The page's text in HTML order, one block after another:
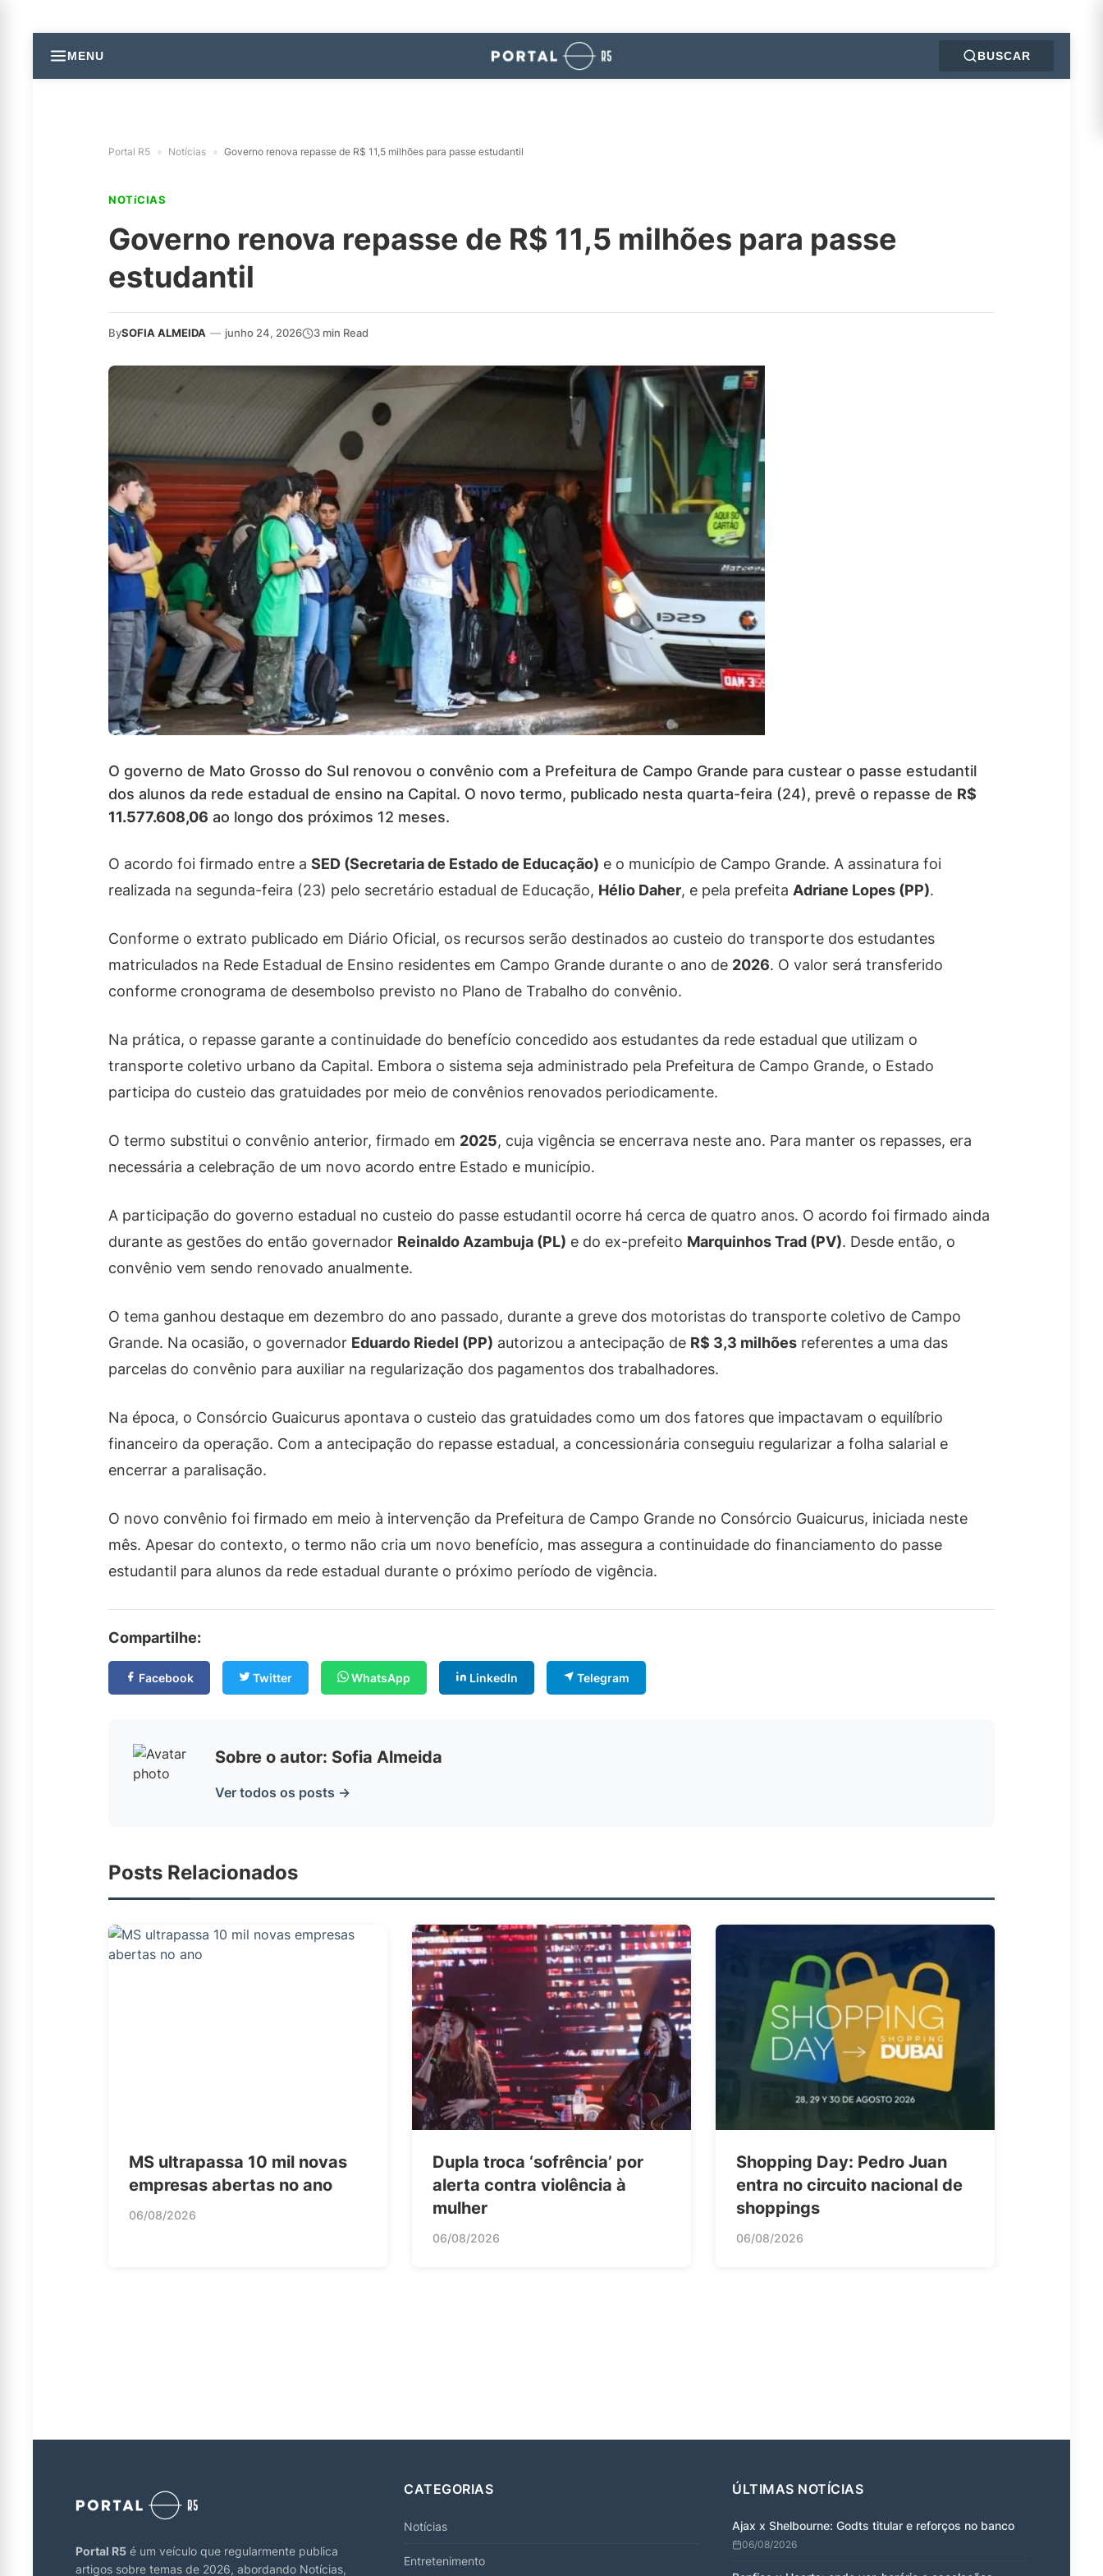
MENU BUSCAR
Portal R5 » Notícias » Governo renova repasse de R$ 11,5 milhões para passe estudantil
NOTíCIAS
Governo renova repasse de R$ 11,5 milhões para passe
estudantil
BySOFIA ALMEIDA — junho 24, 2026 3 min Read
O governo de Mato Grosso do Sul renovou o convênio com a Prefeitura de Campo Grande para custear o passe estudantil
dos alunos da rede estadual de ensino na Capital. O novo termo, publicado nesta quarta-feira (24), prevê o repasse de R$
11.577.608,06 ao longo dos próximos 12 meses.
O acordo foi firmado entre a SED (Secretaria de Estado de Educação) e o município de Campo Grande. A assinatura foi
realizada na segunda-feira (23) pelo secretário estadual de Educação, Hélio Daher, e pela prefeita Adriane Lopes (PP).
Conforme o extrato publicado em Diário Oficial, os recursos serão destinados ao custeio do transporte dos estudantes
matriculados na Rede Estadual de Ensino residentes em Campo Grande durante o ano de 2026. O valor será transferido
conforme cronograma de desembolso previsto no Plano de Trabalho do convênio.
Na prática, o repasse garante a continuidade do benefício concedido aos estudantes da rede estadual que utilizam o
transporte coletivo urbano da Capital. Embora o sistema seja administrado pela Prefeitura de Campo Grande, o Estado
participa do custeio das gratuidades por meio de convênios renovados periodicamente.
O termo substitui o convênio anterior, firmado em 2025, cuja vigência se encerrava neste ano. Para manter os repasses, era
necessária a celebração de um novo acordo entre Estado e município.
A participação do governo estadual no custeio do passe estudantil ocorre há cerca de quatro anos. O acordo foi firmado ainda
durante as gestões do então governador Reinaldo Azambuja (PL) e do ex-prefeito Marquinhos Trad (PV). Desde então, o
convênio vem sendo renovado anualmente.
O tema ganhou destaque em dezembro do ano passado, durante a greve dos motoristas do transporte coletivo de Campo
Grande. Na ocasião, o governador Eduardo Riedel (PP) autorizou a antecipação de R$ 3,3 milhões referentes a uma das
parcelas do convênio para auxiliar na regularização dos pagamentos dos trabalhadores.
Na época, o Consórcio Guaicurus apontava o custeio das gratuidades como um dos fatores que impactavam o equilíbrio
financeiro da operação. Com a antecipação do repasse estadual, a concessionária conseguiu regularizar a folha salarial e
encerrar a paralisação.
O novo convênio foi firmado em meio à intervenção da Prefeitura de Campo Grande no Consórcio Guaicurus, iniciada neste
mês. Apesar do contexto, o termo não cria um novo benefício, mas assegura a continuidade do financiamento do passe
estudantil para alunos da rede estadual durante o próximo período de vigência.
Compartilhe:
Facebook Twitter WhatsApp LinkedIn Telegram
Sobre o autor: Sofia Almeida
Ver todos os posts →
Posts Relacionados
MS ultrapassa 10 mil novas
empresas abertas no ano
06/08/2026
Dupla troca ‘sofrência’ por
alerta contra violência à
mulher
06/08/2026
Shopping Day: Pedro Juan
entra no circuito nacional de
shoppings
06/08/2026
Portal R5 é um veículo que regularmente publica
artigos sobre temas de 2026, abordando Notícias,
CATEGORIAS
Notícias
Entretenimento
ÚLTIMAS NOTÍCIAS
Ajax x Shelbourne: Godts titular e reforços no banco
06/08/2026